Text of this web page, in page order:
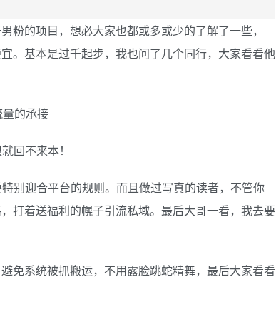
的项目，想必大家也都或多或少的了解了一些，
。基本是过千起步，我也问了几个同行，大家看看他
的承接
回不来本！
别迎合平台的规则。而且做过写真的读者，不管你
打着送福利的幌子引流私域。最后大哥一看，我去要
免系统被抓搬运，不用露脸跳蛇精舞，最后大家看看